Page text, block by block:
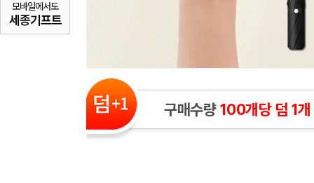
모바일에서도
세종기프트
구매수량100개당 덤 1개